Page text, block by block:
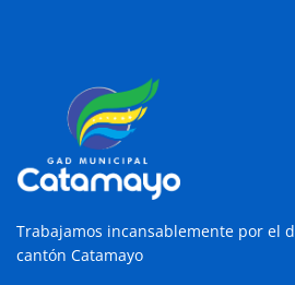
Trabajamos incansablemente por el
cantón Catamayo